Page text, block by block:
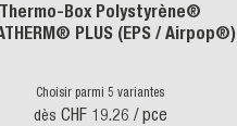
Thermo-Box Polystyrène®
PLUS (EPS / Airpop®)
Choisir parmi 5 variantes
dès CHF 19.26 / pce